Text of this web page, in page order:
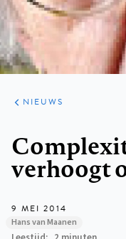
ARTIKELEN
HET
KORT
NIEUWS
verhoogt
9 MEI 2014
Hans van Maanen